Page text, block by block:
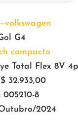
volkswagen
G4
compacto
Total Flex 8V 4p
32.933,00
8
2024